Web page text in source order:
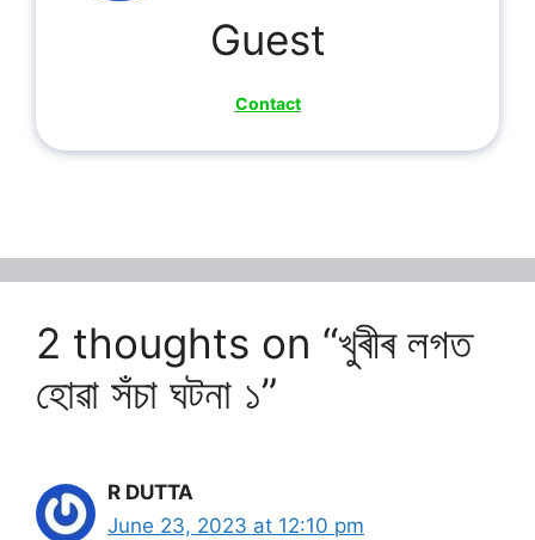
Guest
Contact
2 thoughts on “খুৰীৰ লগত
হোৱা সঁচা ঘটনা ১”
R DUTTA
June 23, 2023 at 12:10 pm